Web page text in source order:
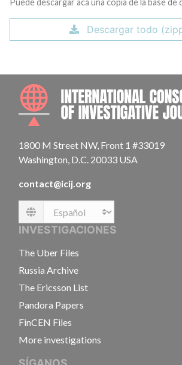
Puede descargar acá una copia de la base de
Descargar todo
1800 M Street NW, Front 1 #33019
Washington, D.C. 20033 USA
contact@icij.org
Language
INVESTIGACIONES
The Uber Files
Russia Archive
The Ericsson List
Pandora Papers
FinCEN Files
More investigations